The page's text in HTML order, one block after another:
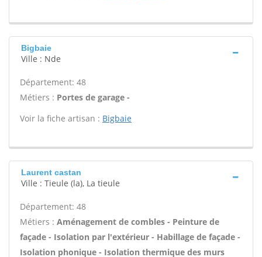
Bigbaie
Ville : Nde
Département: 48
Métiers : Portes de garage -
Voir la fiche artisan : Bigbaie
Laurent castan
Ville : Tieule (la), La tieule
Département: 48
Métiers : Aménagement de combles - Peinture de
façade - Isolation par l'extérieur - Habillage de façade -
Isolation phonique - Isolation thermique des murs